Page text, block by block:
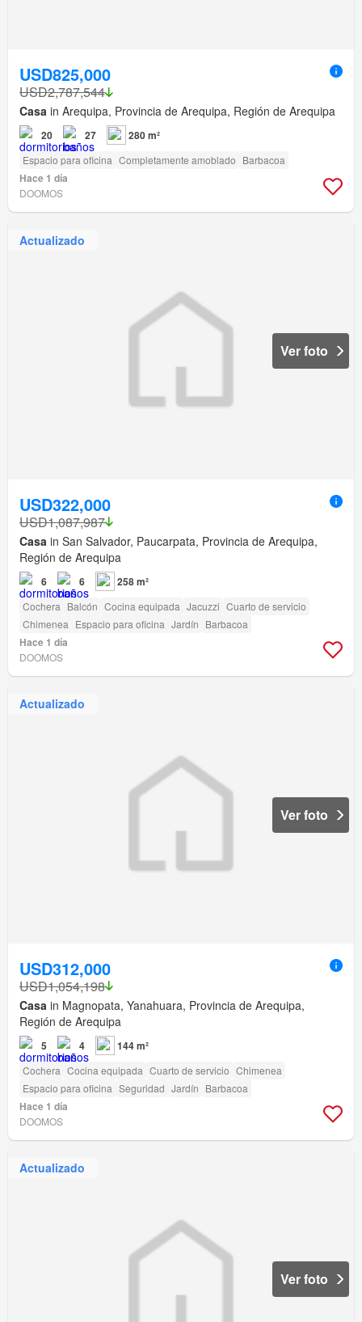
USD825,000
USD2,787,544
Casa in Arequipa, Provincia de Arequipa, Región de Arequipa
20 27 280 m²
Espacio para oficina Completamente amoblado Barbacoa
Hace 1 día
DOOMOS
Actualizado
Ver foto
USD322,000
USD1,087,987
Casa in San Salvador, Paucarpata, Provincia de Arequipa,
Región de Arequipa
6 6 258 m²
Cochera Balcón Cocina equipada Jacuzzi Cuarto de servicio
Chimenea Espacio para oficina Jardín Barbacoa
Hace 1 día
DOOMOS
Actualizado
Ver foto
USD312,000
USD1,054,198
Casa in Magnopata, Yanahuara, Provincia de Arequipa,
Región de Arequipa
5 4 144 m²
Cochera Cocina equipada Cuarto de servicio Chimenea
Espacio para oficina Seguridad Jardín Barbacoa
Hace 1 día
DOOMOS
Actualizado
Ver foto